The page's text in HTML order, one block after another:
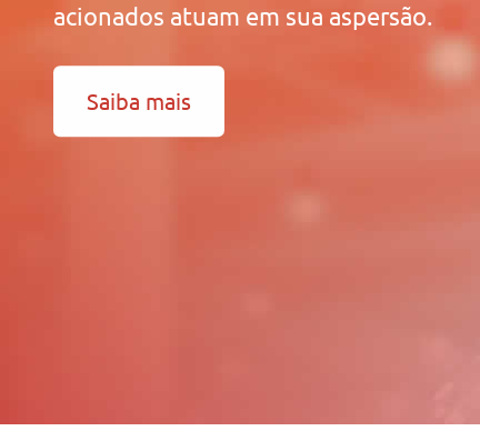
acionados atuam em sua aspersão.
Saiba mais